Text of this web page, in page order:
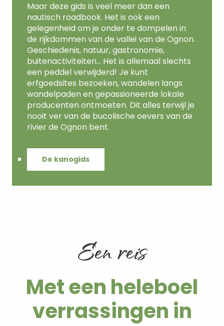
Maar deze gids is veel meer dan een
nautisch roadbook. Het is ook een
gelegenheid om je onder te dompelen in
de rijkdommen van de vallei van de Ognon.
Geschiedenis, natuur, gastronomie,
buitenactiviteiten… Het is allemaal slechts
een peddel verwijderd! Je kunt
erfgoedsites bezoeken, wandelen langs
wandelpaden en gepassioneerde lokale
producenten ontmoeten. Dit alles terwijl je
nooit ver van de bucolische oevers van de
rivier de Ognon bent.
De kanogids
Een reis
Met een heleboel
verrassingen in